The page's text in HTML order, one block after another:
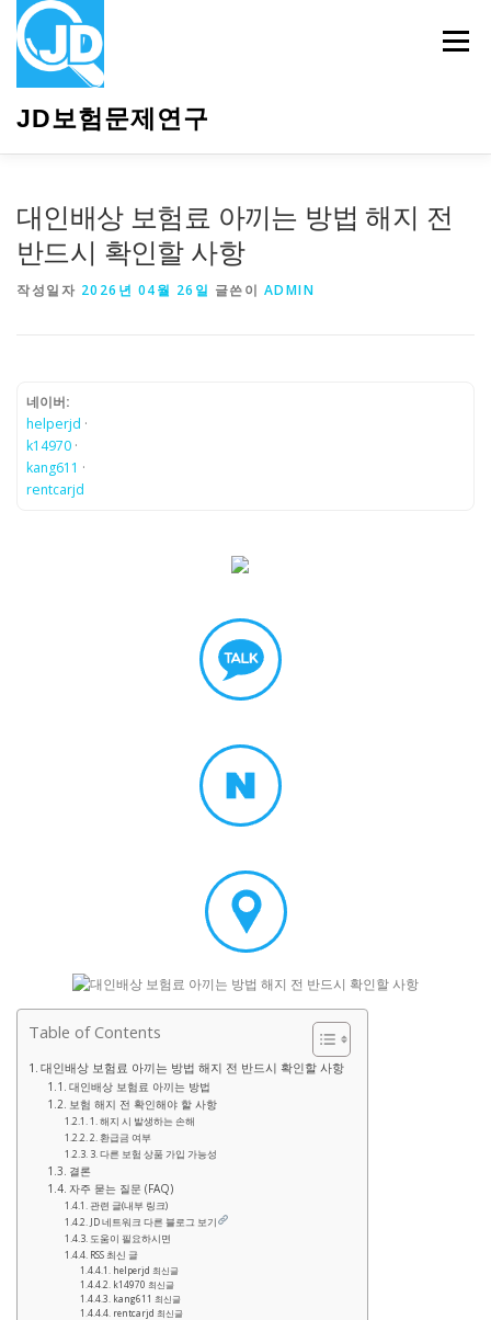
JD보험문제연구
메뉴
대인배상 보험료 아끼는 방법 해지 전
반드시 확인할 사항
작성일자 2026년 04월 26일 글쓴이 ADMIN
네이버:
helperjd ·
k14970 ·
kang611 ·
rentcarjd
Table of Contents
대인배상 보험료 아끼는 방법 해지 전 반드시 확인할 사항
대인배상 보험료 아끼는 방법
보험 해지 전 확인해야 할 사항
1. 해지 시 발생하는 손해
2. 환급금 여부
3. 다른 보험 상품 가입 가능성
결론
자주 묻는 질문 (FAQ)
관련 글(내부 링크)
JD 네트워크 다른 블로그 보기
도움이 필요하시면
RSS 최신 글
helperjd 최신글
k14970 최신글
kang611 최신글
rentcarjd 최신글